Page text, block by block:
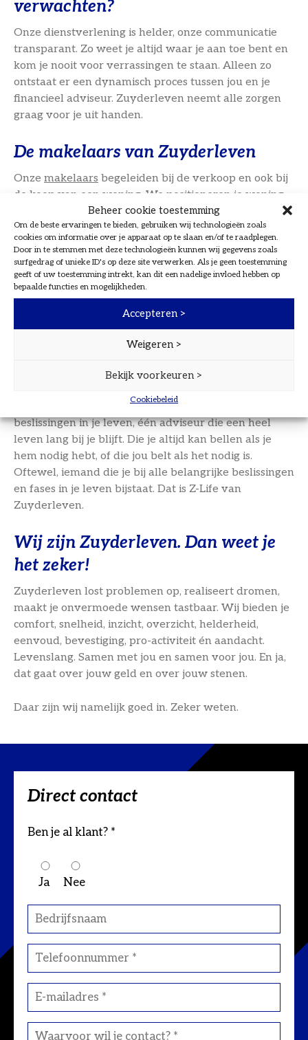
Beheer cookie toestemming
Om de beste ervaringen te bieden, gebruiken wij technologieën zoals
cookies om informatie over je apparaat op te slaan en/of te raadplegen.
Door in te stemmen met deze technologieën kunnen wij gegevens zoals
surfgedrag of unieke ID's op deze site verwerken. Als je geen toestemming
geeft of uw toestemming intrekt, kan dit een nadelige invloed hebben op
bepaalde functies en mogelijkheden.
Accepteren >
Weigeren >
Bekijk voorkeuren >
Cookiebeleid
verwachten?
Onze dienstverlening is helder, onze communicatie
transparant. Zo weet je altijd waar je aan toe bent en
kom je nooit voor verrassingen te staan. Alleen zo
ontstaat er een dynamisch proces tussen jou en je
financieel adviseur. Zuyderleven neemt alle zorgen
graag voor je uit handen.
De makelaars van Zuyderleven
Onze makelaars begeleiden bij de verkoop en ook bij
de koop van een woning. We positioneren je woning
binnen de huizenmarkt van de regio’s Breda en ’s-
Hertogenbosch en zoeken de juiste koper voor je huis.
En ben je op zoek naar een woning, dan weten wij
waar we moeten zoeken. Wij luisteren naar je
dromen, je wensen en je eisen, en vertalen dat in een
zoekopdracht waarmee wij vervolgens aan de slag
gaan. Als actief betrokken makelaar begeleiden we je
van begin tot eind. Van de taxatie tot de allereerste
bezichtiging en de uiteindelijke sleuteloverdracht.
Z-Life: de Adviseur van je leven
Eén adviseur voor alle belangrijke (financiële)
beslissingen in je leven, één adviseur die een heel
leven lang bij je blijft. Die je altijd kan bellen als je
hem nodig hebt, of die jou belt als het nodig is.
Oftewel, iemand die je bij alle belangrijke beslissingen
en fases in je leven bijstaat. Dat is Z-Life van
Zuyderleven.
Wij zijn Zuyderleven. Dan weet je
het zeker!
Zuyderleven lost problemen op, realiseert dromen,
maakt je onvermoede wensen tastbaar. Wij bieden je
comfort, snelheid, inzicht, overzicht, helderheid,
eenvoud, bevestiging, pro-activiteit én aandacht.
Levenslang. Samen met jou en samen voor jou. En ja,
dat gaat over jouw geld en over jouw stenen.
Daar zijn wij namelijk goed in. Zeker weten.
Direct contact
Ben je al klant? *
Ja Nee